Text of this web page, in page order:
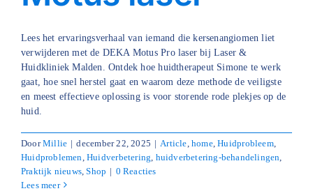
Lees het ervaringsverhaal van iemand die kersenangiomen liet
verwijderen met de DEKA Motus Pro laser bij Laser &
Huidkliniek Malden. Ontdek hoe huidtherapeut Simone te werk
gaat, hoe snel herstel gaat en waarom deze methode de veiligste
en meest effectieve oplossing is voor storende rode plekjes op de
huid.
DoorMillie | december 22, 2025 | Article ,home,Huidprobleem,
Huidproblemen ,Huidverbetering huidverbetering-behandelingen
Praktijk nieuws ,Shop | 0 Reacties
Lees meer